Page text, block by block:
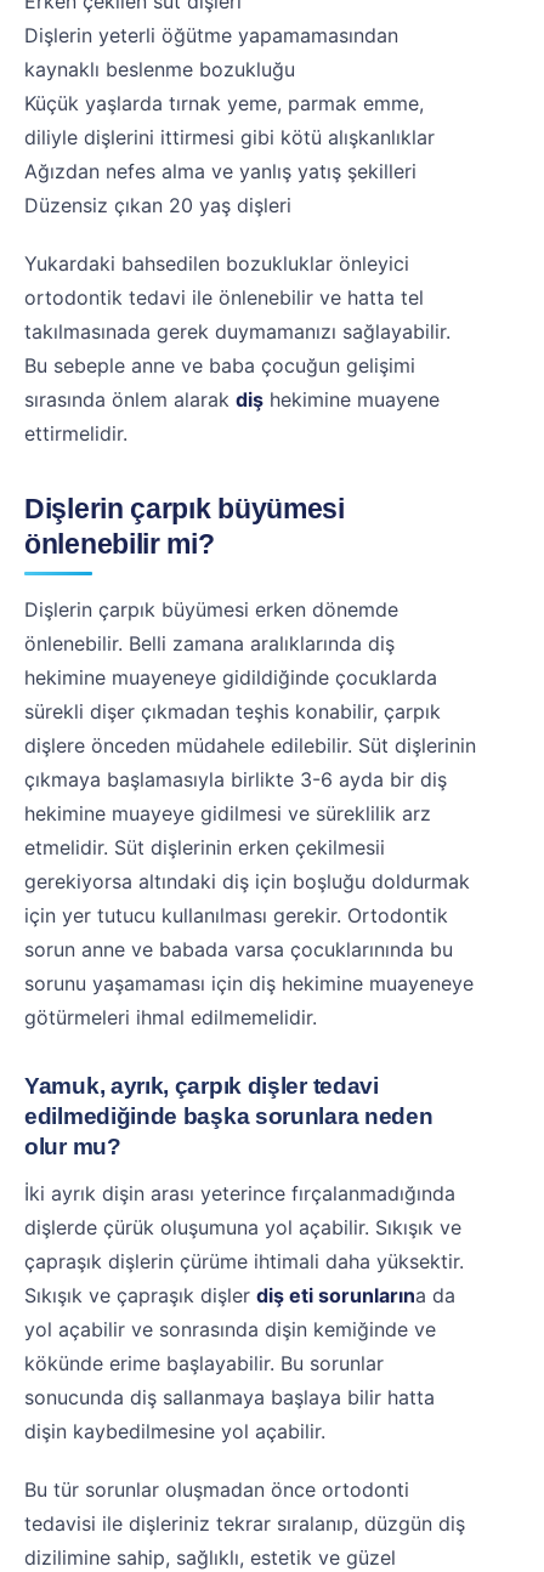
Dişlerin yeterli öğütme yapamamasından
kaynaklı beslenme bozukluğu
Küçük yaşlarda tırnak yeme, parmak emme,
diliyle dişlerini ittirmesi gibi kötü alışkanlıklar
Ağızdan nefes alma ve yanlış yatış şekilleri
Düzensiz çıkan 20 yaş dişleri
Yukardaki bahsedilen bozukluklar önleyici
ortodontik tedavi ile önlenebilir ve hatta tel
takılmasınada gerek duymamanızı sağlayabilir.
Bu sebeple anne ve baba çocuğun gelişimi
sırasında önlem alarak diş hekimine muayene
ettirmelidir.
Dişlerin çarpık büyümesi
önlenebilir mi?
Dişlerin çarpık büyümesi erken dönemde
önlenebilir. Belli zamana aralıklarında diş
hekimine muayeneye gidildiğinde çocuklarda
sürekli dişer çıkmadan teşhis konabilir, çarpık
dişlere önceden müdahele edilebilir. Süt dişlerinin
çıkmaya başlamasıyla birlikte 3-6 ayda bir diş
hekimine muayeye gidilmesi ve süreklilik arz
etmelidir. Süt dişlerinin erken çekilmesii
gerekiyorsa altındaki diş için boşluğu doldurmak
için yer tutucu kullanılması gerekir. Ortodontik
sorun anne ve babada varsa çocuklarınında bu
sorunu yaşamaması için diş hekimine muayeneye
götürmeleri ihmal edilmemelidir.
Yamuk, ayrık, çarpık dişler tedavi
edilmediğinde başka sorunlara neden
olur mu?
İki ayrık dişin arası yeterince fırçalanmadığında
dişlerde çürük oluşumuna yol açabilir. Sıkışık ve
çapraşık dişlerin çürüme ihtimali daha yüksektir.
Sıkışık ve çapraşık dişler diş eti sorunlarına da
yol açabilir ve sonrasında dişin kemiğinde ve
kökünde erime başlayabilir. Bu sorunlar
sonucunda diş sallanmaya başlaya bilir hatta
dişin kaybedilmesine yol açabilir.
Bu tür sorunlar oluşmadan önce ortodonti
tedavisi ile dişleriniz tekrar sıralanıp, düzgün diş
dizilimine sahip, sağlıklı, estetik ve güzel